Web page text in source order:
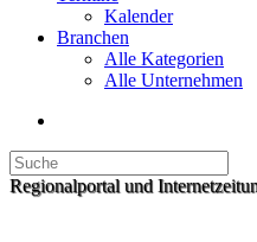
Kalender
Branchen
Alle Kategorien
Alle Unternehmen
Regionalportal und